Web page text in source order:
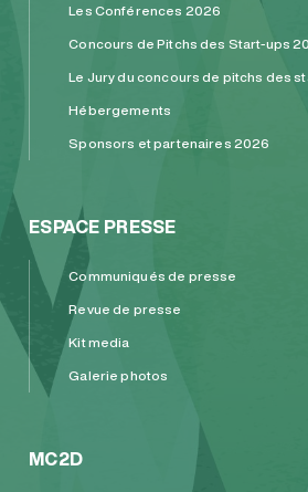
Les Conférences 2026
Concours de Pitchs des Start-ups
Le Jury du concours de pitchs des
Hébergements
Sponsors et partenaires 2026
ESPACE PRESSE
Communiqués de presse
Revue de presse
Kit media
Galerie photos
MC2D